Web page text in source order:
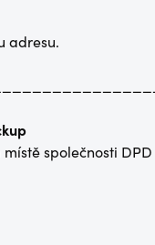
adresu.
společnosti DPD